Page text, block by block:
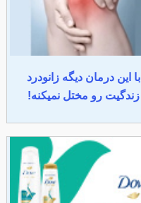
با این درمان دیگه زانودرد
زندگیت رو مختل نمیکنه!